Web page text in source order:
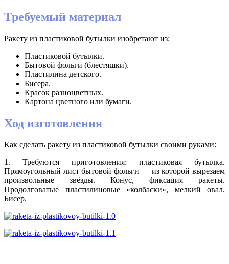
Требуемый материал
Ракету из пластиковой бутылки изобретают из:
Пластиковой бутылки.
Бытовой фольги (блестяшки).
Пластилина детского.
Бисера.
Красок разноцветных.
Картона цветного или бумаги.
Ход изготовления
Как сделать ракету из пластиковой бутылки своими руками:
1. Требуются приготовления: пластиковая бутылка.
Прямоугольный лист бытовой фольги — из которой вырезаем
произвольные звёзды. Конус, фиксация ракеты.
Продолговатые пластилиновые «колбаски», мелкий овал.
Бисер.